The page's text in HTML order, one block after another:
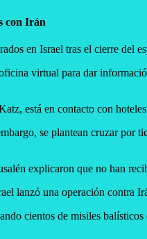
con Irán
en Israel tras el cierre del
virtual para dar
está en contacto con
se plantean cruzar por
explicaron que no han
lanzó una operación contra
cientos de misiles